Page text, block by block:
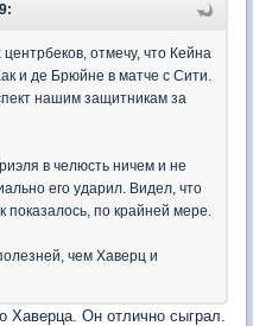
отмечу, что Кейна
и де Брюйне в матче с Сити.
нашим защитникам за
в челюсть ничем и не
его ударил. Видел, что
показалось, по крайней мере.
чем Хаверц и
Хаверца. Он отлично сыграл.